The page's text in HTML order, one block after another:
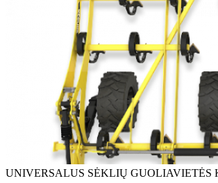
UNIVERSALUS SĖKLIŲ GUOLIAVIETĖS